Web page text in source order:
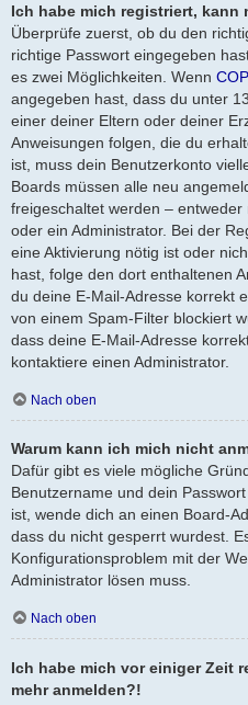
Ich habe mich registriert, kann
Überprüfe zuerst, ob du den
richtige Passwort eingegeben
es zwei Möglichkeiten. Wenn
angegeben hast, dass du unter
einer deiner Eltern oder deiner
Anweisungen folgen, die du
ist, muss dein Benutzerkonto
Boards müssen alle neu
freigeschaltet werden –
oder ein Administrator. Bei der
eine Aktivierung nötig ist oder
hast, folge den dort enthaltenen
du deine E-Mail-Adresse korrekt
von einem Spam-Filter blockiert
dass deine E-Mail-Adresse
kontaktiere einen Administrator.
Nach oben
Warum kann ich mich nicht
Dafür gibt es viele mögliche
Benutzername und dein
ist, wende dich an einen Board-
dass du nicht gesperrt wurdest.
Konfigurationsproblem mit der
Administrator lösen muss.
Nach oben
Ich habe mich vor einiger Zeit
mehr anmelden?!